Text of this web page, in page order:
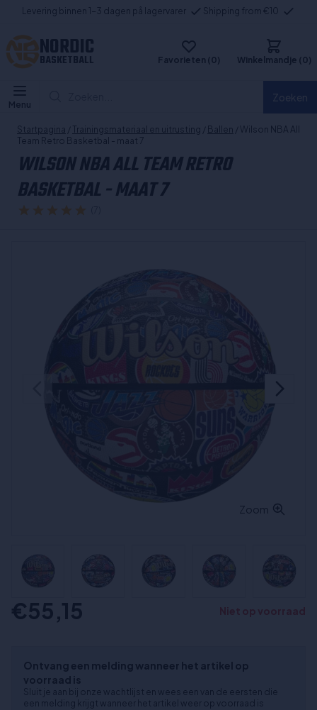
Levering binnen 1-3 dagen på lagervarer Shipping from €10
NORDIC
BASKETBALL Favorieten (0) Winkelmandje (0)
Menu
Startpagina / Trainingsmateriaal en uitrusting / Ballen / Wilson NBA All
Team Retro Basketbal - maat 7
WILSON NBA ALL TEAM RETRO
BASKETBAL - MAAT 7
Zoom
€55,15
Ontvang een melding wanneer het artikel op
voorraad is
Sluit je aan bij onze wachtlijst en wees een van de eersten die
een melding krijgt wanneer het artikel weer op voorraad is